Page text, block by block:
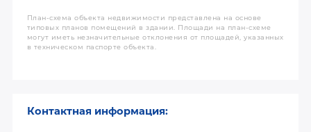
План-схема объекта недвижимости представлена на основе
типовых планов помещений в здании. Площади на план-схеме
могут иметь незначительные отклонения от площадей, указанных
в техническом паспорте объекта.
Контактная информация: